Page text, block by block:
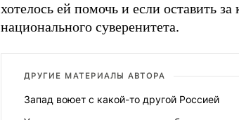
хотелось ей помочь и если оставить
национального суверенитета.
ДРУГИЕ МАТЕРИАЛЫ АВТОРА
Запад воюет с какой-то другой Россией